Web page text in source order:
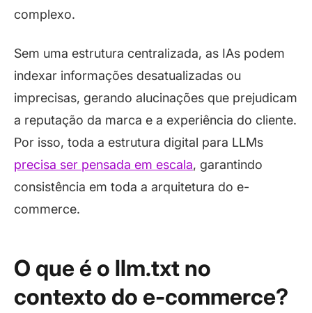
complexo.
Sem uma estrutura centralizada, as IAs podem
indexar informações desatualizadas ou
imprecisas, gerando alucinações que prejudicam
a reputação da marca e a experiência do cliente.
Por isso, toda a estrutura digital para LLMs
precisa ser pensada em escala, garantindo
consistência em toda a arquitetura do e-
commerce.
O que é o llm.txt no
contexto do e-commerce?